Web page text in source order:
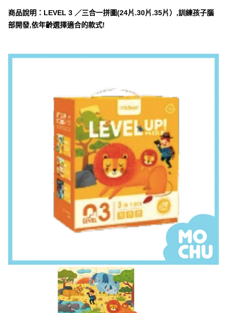
商品說明 ： LEVEL 3 ／三合一拼圖(24片.30片.35片） ,訓練孩子腦
部開發,依年齡選擇適合的款式!